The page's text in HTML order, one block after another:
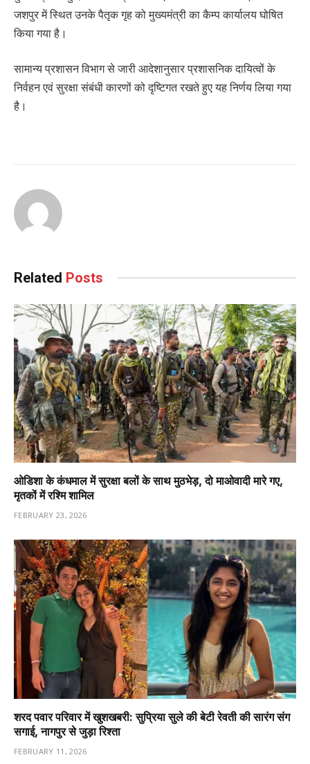
जशपुर में स्थित उनके पैतृक गृह को मुख्यमंत्री का कैम्प कार्यालय घोषित
किया गया है।
सामान्य प्रशासन विभाग से जारी आदेशानुसार प्रशासनिक दायित्वों के
निर्वहन एवं सुरक्षा संबंधी कारणों को दृष्टिगत रखते हुए यह निर्णय लिया गया
है।
Related Posts
ओडिशा के कंधमाल में सुरक्षा बलों के साथ मुठभेड़, दो माओवादी मारे गए,
मृतकों में रश्मि शामिल
FEBRUARY 23, 2026
शरद पवार परिवार में खुशखबरी: सुप्रिया सुले की बेटी रेवती की सारंग संग
सगाई, नागपुर से जुड़ा रिश्ता
FEBRUARY 11, 2026